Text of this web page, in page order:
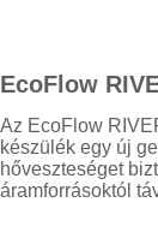
EcoFlow
Az EcoFlow
készülék egy új
hőveszteséget
áramforrásoktól